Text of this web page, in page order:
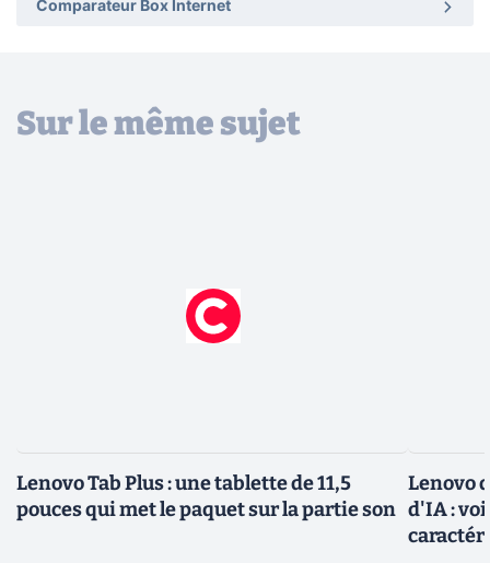
Comparateur Box Internet
Sur le même sujet
Lenovo Tab Plus : une tablette de 11,5
pouces qui met le paquet sur la partie son
Lenovo
d'IA :